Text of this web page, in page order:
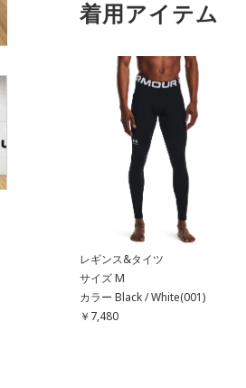
着用アイテム
レギンス&タイツ
サイズ M
カラー Black / White(001)
￥7,480